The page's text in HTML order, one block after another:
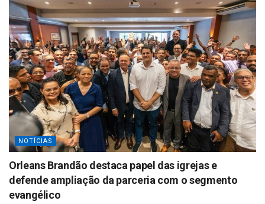
NOTÍCIAS
Orleans Brandão destaca papel das igrejas e
defende ampliação da parceria com o segmento
evangélico